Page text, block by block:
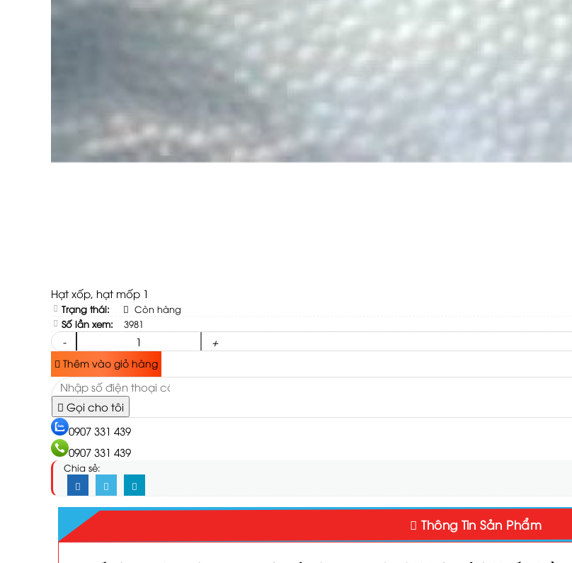
Hạt xốp, hạt mốp 1
Trạng thái:
Còn hàng
Số lần xem:
3981
- +
Thêm vào giỏ hàng
Gọi cho tôi
0907 331 439
0907 331 439
Chia sẻ:
Thông Tin Sản Phẩm